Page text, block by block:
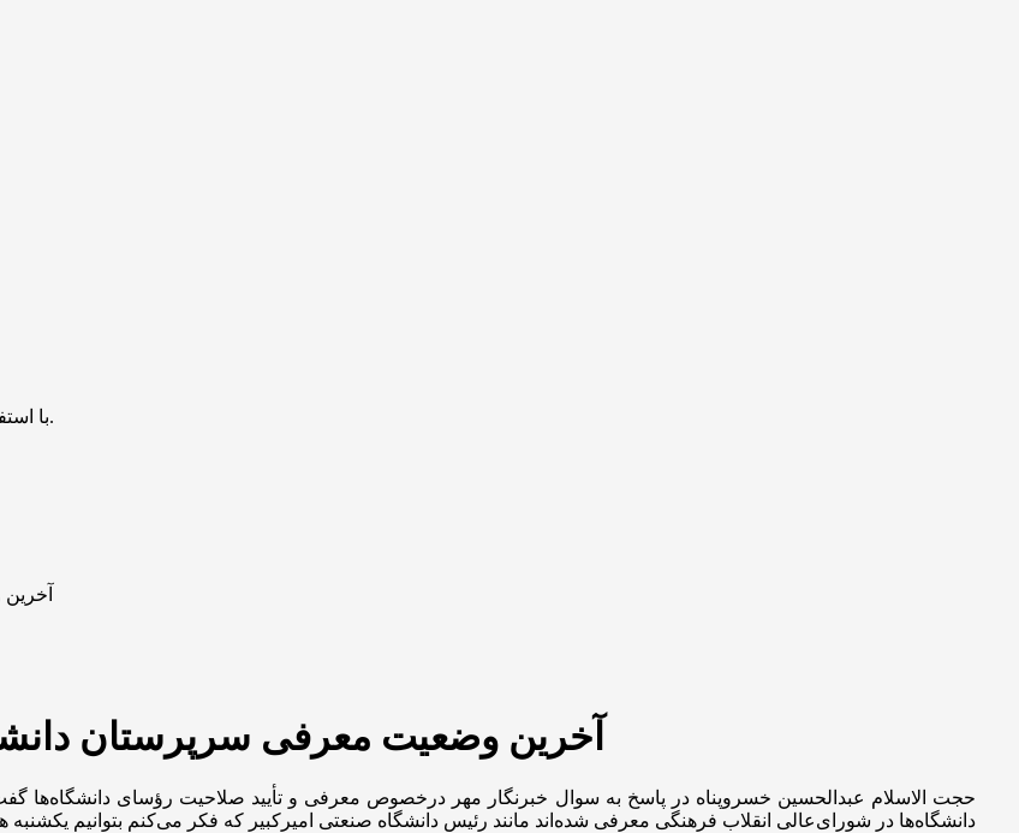
با استفاده از روش‌های زیر می‌توانید این صفحه را با دوستان خود به اشتراک بگذارید.
آخرین وضعیت معرفی سرپرستان
حجت الاسلام عبدالحسین خسروپناه در پاسخ به سوال خبرنگار مهر درخصوص معرفی و تأیید صلاحیت رؤسای دانشگاه‌ها
دانشگاه‌ها در شورای‌عالی انقلاب فرهنگی معرفی شده‌اند مانند رئیس دانشگاه صنعتی امیرکبیر که فکر می‌کنم بتوانیم یکشنبه